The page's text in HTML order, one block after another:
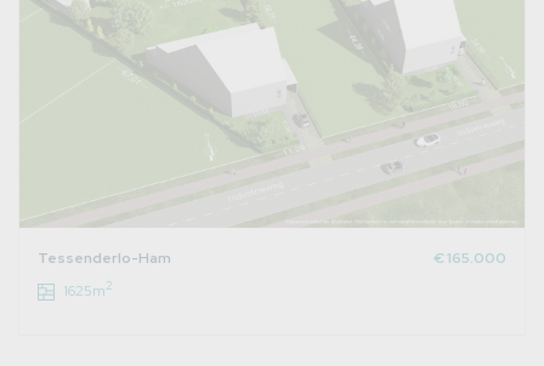
Tessenderlo-Ham
€ 165.000
1625m2